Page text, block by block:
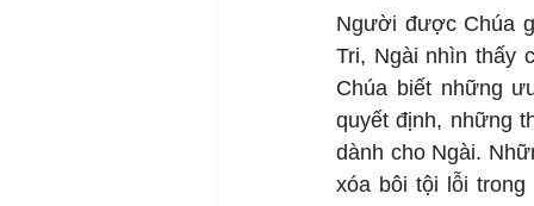
Người được Chúa
Tri, Ngài nhìn thấy
Chúa biết những
quyết định, những
dành cho Ngài.
xóa bôi tội lỗi